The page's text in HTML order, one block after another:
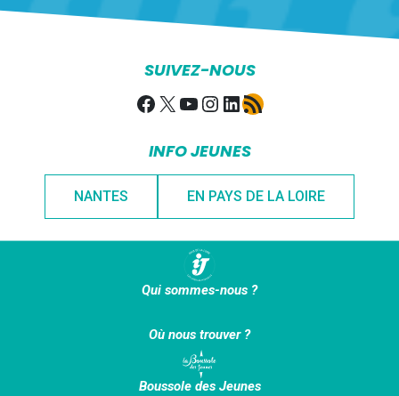
SUIVEZ-NOUS
Facebook
X YouTube
Instagram
LinkedIn
Flux RSS
INFO JEUNES
NANTES EN PAYS DE LA LOIRE
Qui sommes-nous ?
Où nous trouver ?
Boussole des Jeunes